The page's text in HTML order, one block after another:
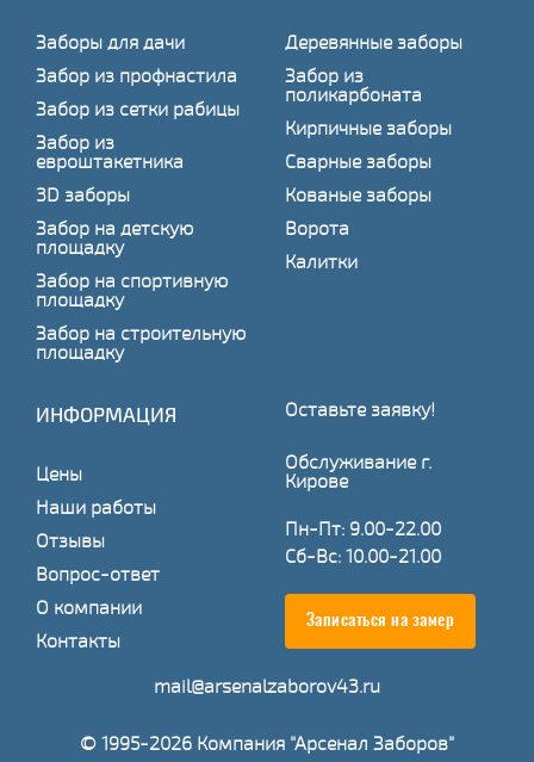
Заборы для дачи
Забор из профнастила
Забор из сетки рабицы
Забор из
евроштакетника
3D заборы
Забор на детскую
площадку
Забор на спортивную
площадку
Забор на строительную
площадку
Деревянные заборы
Забор из
поликарбоната
Кирпичные заборы
Сварные заборы
Кованые заборы
Ворота
Калитки
ИНФОРМАЦИЯ
Цены
Наши работы
Отзывы
Вопрос-ответ
О компании
Контакты
Оставьте заявку!
Обслуживание г.
Кирове
Пн-Пт: 9.00-22.00
Сб-Вс: 10.00-21.00
Записаться на замер
mail@arsenalzaborov43.ru
© 1995-2026 Компания "Арсенал Заборов"